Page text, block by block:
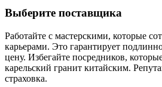
Выберите поставщика
Работайте с мастерскими, которые
карьерами. Это гарантирует
цену. Избегайте посредников,
карельский гранит китайским.
страховка.